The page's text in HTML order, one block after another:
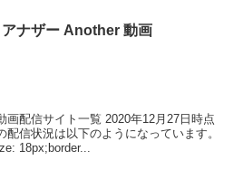
アナザー Another 動画
画配信サイト一覧 2020年12月27日時点
信状況は以下のようになっています。
18px;border...